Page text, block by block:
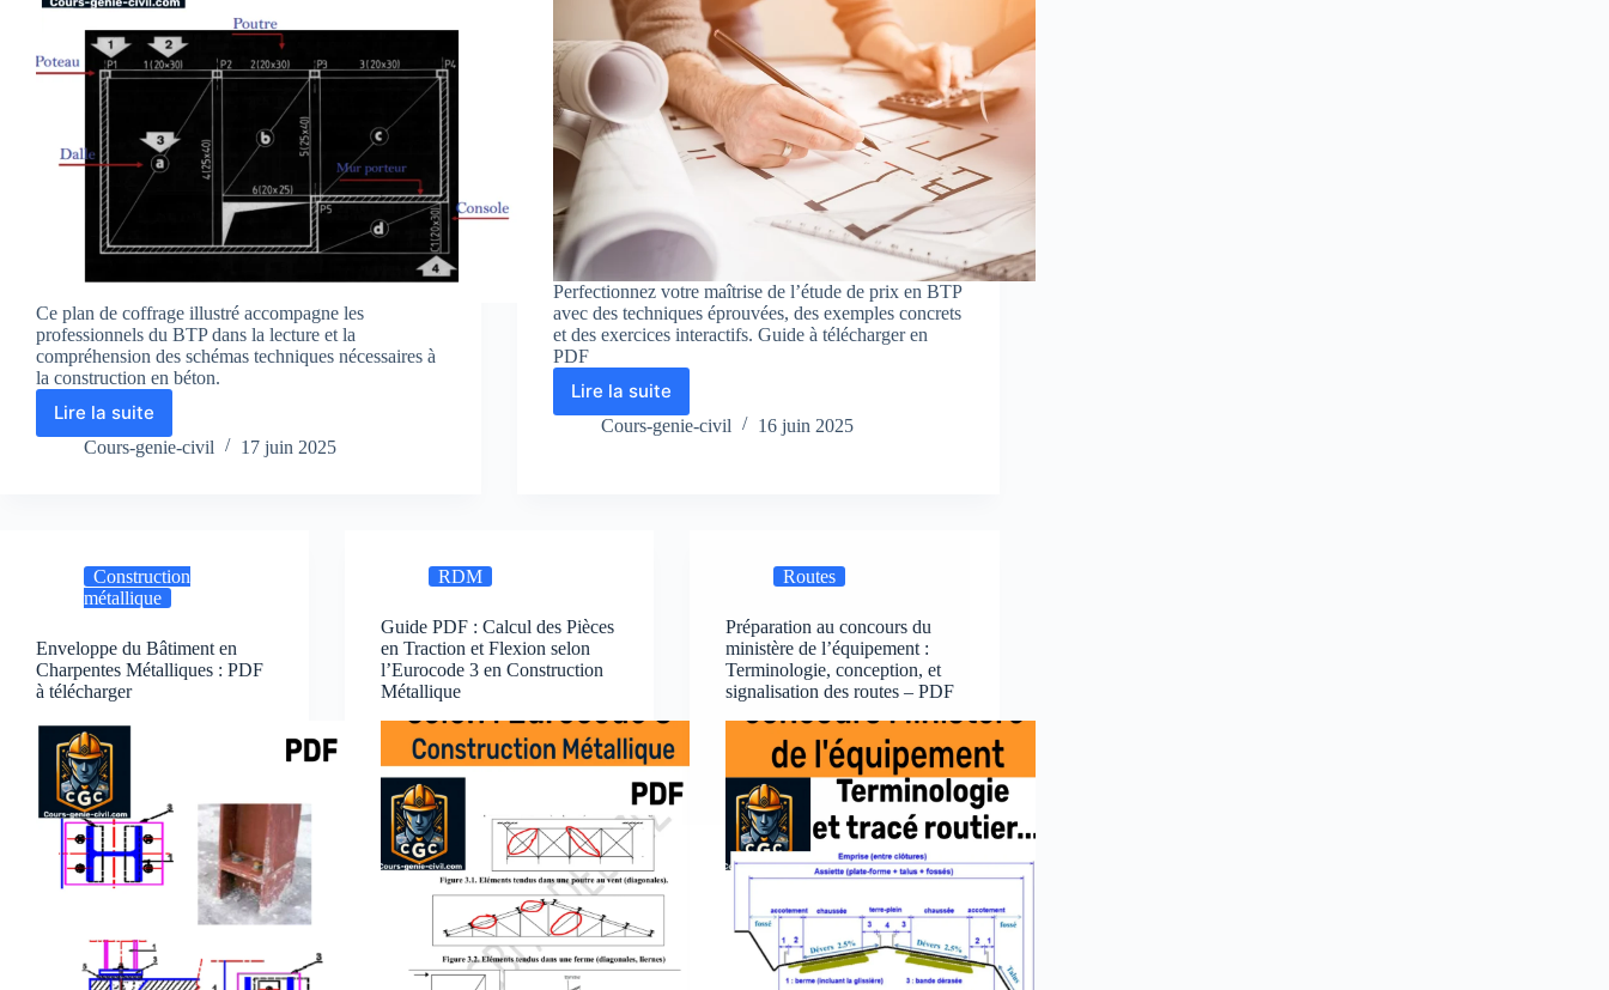
Ce plan de coffrage illustré accompagne les
professionnels du BTP dans la lecture et la
compréhension des schémas techniques nécessaires à
la construction en béton.
Lire la suite
Comment
Lire
Guide
Complet
les
Professionnels
du
Cours-genie-civil 17 juin 2025
Perfectionnez votre maîtrise de l’étude de prix en BTP
avec des techniques éprouvées, des exemples concrets
et des exercices interactifs. Guide à télécharger en
PDF
Lire la suite
Guide
Pratique
Cours-genie-civil 16 juin 2025
Construction
métallique
Enveloppe du Bâtiment en
Charpentes Métalliques : PDF
à télécharger
RDM
Guide PDF : Calcul des Pièces
en Traction et Flexion selon
l’Eurocode 3 en Construction
Métallique
Routes
Préparation au concours du
ministère de l’équipement :
Terminologie, conception, et
signalisation des routes – PDF